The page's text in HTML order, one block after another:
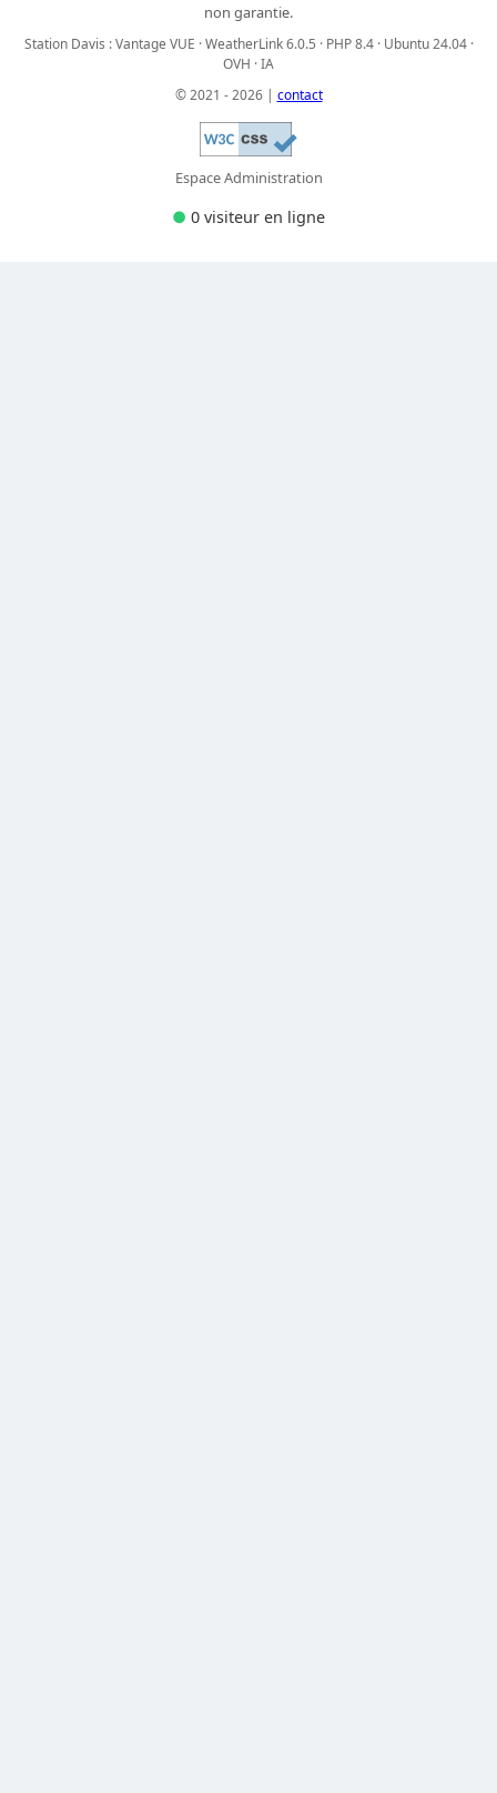
non garantie.
Station Davis : Vantage VUE · WeatherLink 6.0.5 · PHP 8.4 · Ubuntu 24.04 ·
OVH · IA
© 2021 - 2026 | contact
Espace Administration
● 0 visiteur en ligne